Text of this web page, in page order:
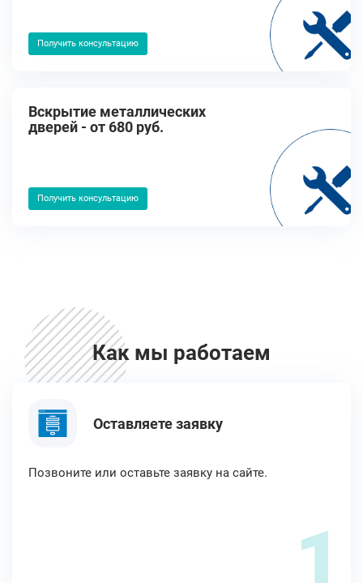
Получить консультацию
Вскрытие металлических
дверей - от 680 руб.
Получить консультацию
Как мы работаем
Оставляете заявку
Позвоните или оставьте заявку на сайте.
1